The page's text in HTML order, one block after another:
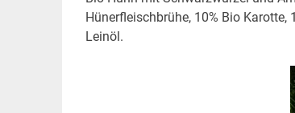
Hünerfleischbrühe, 10% Bio Karotte,
Leinöl.